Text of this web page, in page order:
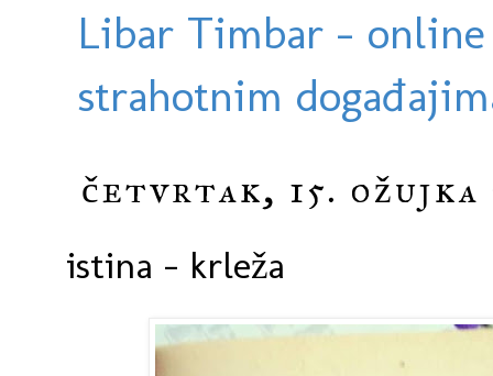
Libar Timbar -
strahotnim
četvrtak, 15. ožujka
istina - krleža